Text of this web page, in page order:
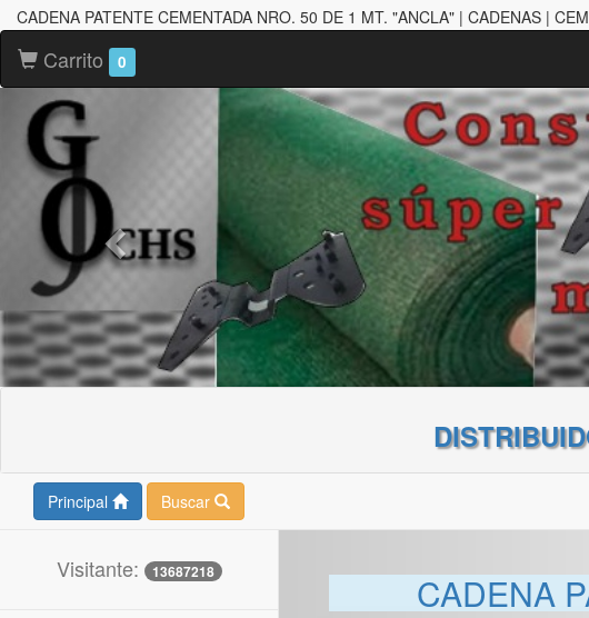
CADENA PATENTE CEMENTADA NRO. 50 DE 1 MT. "ANCLA" | CADENAS |
Carrito 0
Principal Buscar
Visitante: 13687218 CADENA